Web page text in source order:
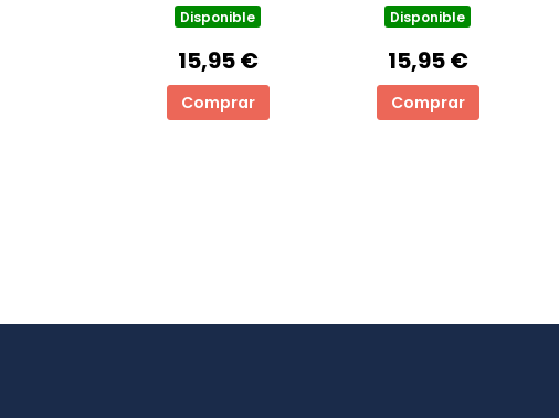
Disponible
15,95 €
Comprar
Disponible
15,95 €
Comprar